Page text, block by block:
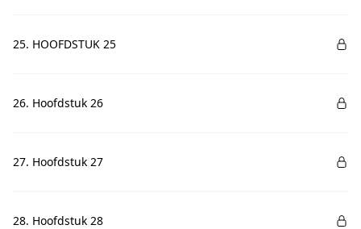
25. HOOFDSTUK 25
26. Hoofdstuk 26
27. Hoofdstuk 27
28. Hoofdstuk 28